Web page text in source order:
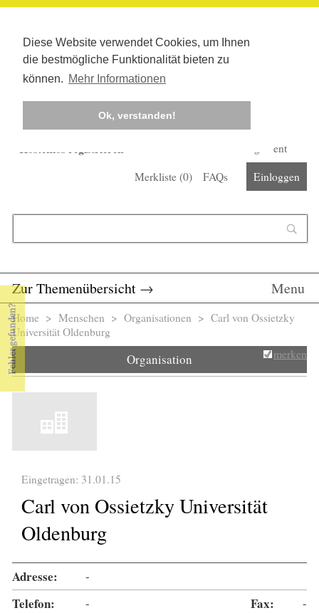
Diese Website verwendet Cookies, um Ihnen
die bestmögliche Funktionalität bieten zu
können. Mehr Informationen
Ok, verstanden!
Kostenlos registrieren
Corona-Management
Merkliste (0) FAQs Einloggen
Zur Themenübersicht → Menu
Sie sind hier
Home > Menschen > Organisationen > Carl von Ossietzky
Universität Oldenburg
Organisation merken
Eingetragen: 31.01.15
Carl von Ossietzky Universität
Oldenburg
Adresse: -
Telefon: - Fax: -